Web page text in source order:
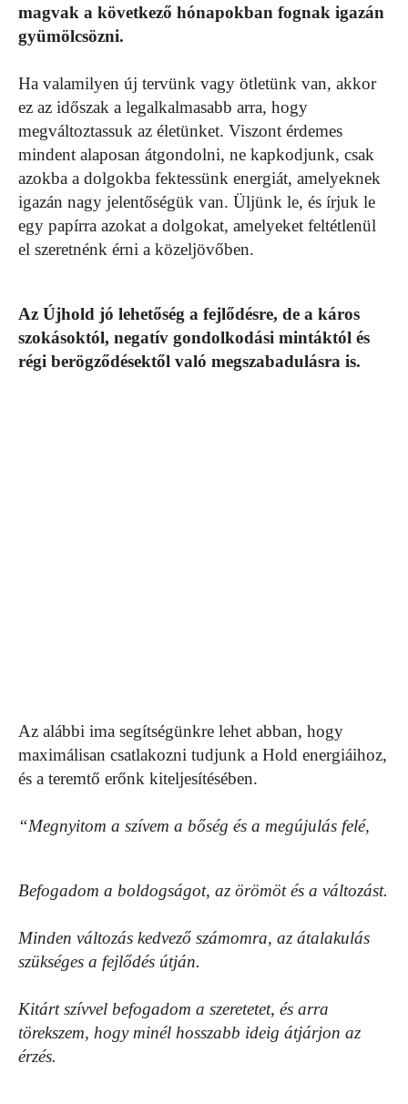
magvak a következő hónapokban fognak igazán
gyümölcsözni.
Ha valamilyen új tervünk vagy ötletünk van, akkor
ez az időszak a legalkalmasabb arra, hogy
megváltoztassuk az életünket. Viszont érdemes
mindent alaposan átgondolni, ne kapkodjunk, csak
azokba a dolgokba fektessünk energiát, amelyeknek
igazán nagy jelentőségük van. Üljünk le, és írjuk le
egy papírra azokat a dolgokat, amelyeket feltétlenül
el szeretnénk érni a közeljövőben.
Az Újhold jó lehetőség a fejlődésre, de a káros
szokásoktól, negatív gondolkodási mintáktól és
régi berögződésektől való megszabadulásra is.
Az alábbi ima segítségünkre lehet abban, hogy
maximálisan csatlakozni tudjunk a Hold energiáihoz,
és a teremtő erőnk kiteljesítésében.
“Megnyitom a szívem a bőség és a megújulás felé,
Befogadom a boldogságot, az örömöt és a változást.
Minden változás kedvező számomra, az átalakulás
szükséges a fejlődés útján.
Kitárt szívvel befogadom a szeretetet, és arra
törekszem, hogy minél hosszabb ideig átjárjon az
érzés.